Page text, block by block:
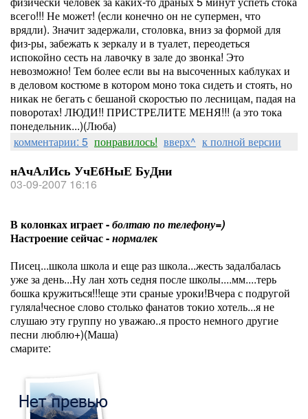
всего!!! Не может! (если конечно он не супермен, что
врядли). Значит задержали, столовка, вниз за формой для
физ-ры, забежать к зеркалу и в туалет, переодеться
испокойно сесть на лавочку в зале до звонка! Это
невозможно! Тем более если вы на высоченных каблуках и
в деловом костюме в котором моно тока сидеть и стоять, но
никак не бегать с бешаной скоростью по лесницам, падая на
поворотах! ЛЮДИ!! ПРИСТРЕЛИТЕ МЕНЯ!!! (а это тока
понедельник...)(Люба)
комментарии: 5 понравилось! вверх^ к полной версии
нАчАлИсь УчЕбНыЕ БуДни
03-09-2007 16:16
В колонках играет -болтаю по телефону=)
Настроение сейчас -нормалек
Писец...школа школа и еще раз школа...жесть задалбалась
уже за день...Ну лан хоть седня после школы....мм....терь
бошка кружиться!!!еще эти сраные уроки!Вчера с подругой
гуляла!чесное слово столько фанатов токио хотель...я не
слушаю эту группу но уважаю..я просто немного другие
песни люблю+)(Маша)
смарите: